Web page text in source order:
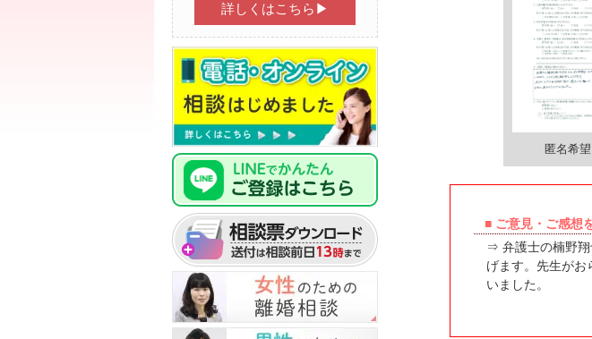
匿名希
■ ご意見・ご感想
⇒ 弁護士の楠野翔
げます。先生がお
いました。
詳しくはこちら▶